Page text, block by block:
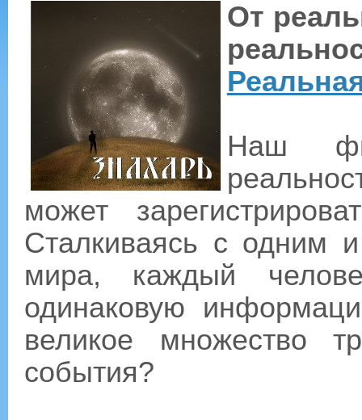
От
Наш
может
Сталкиваясь с одним
мира, каждый
одинаковую
великое множество
события?